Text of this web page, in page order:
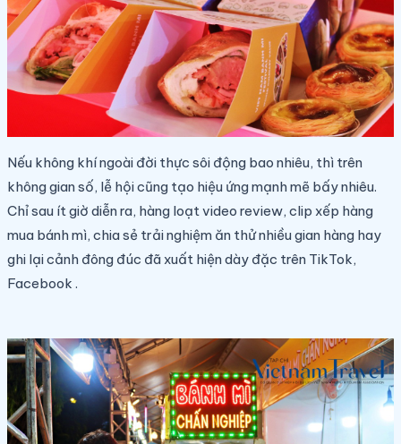
Nếu không khí ngoài đời thực sôi động bao nhiêu, thì trên
không gian số, lễ hội cũng tạo hiệu ứng mạnh mẽ bấy nhiêu.
Chỉ sau ít giờ diễn ra, hàng loạt video review, clip xếp hàng
mua bánh mì, chia sẻ trải nghiệm ăn thử nhiều gian hàng hay
ghi lại cảnh đông đúc đã xuất hiện dày đặc trên TikTok,
Facebook .